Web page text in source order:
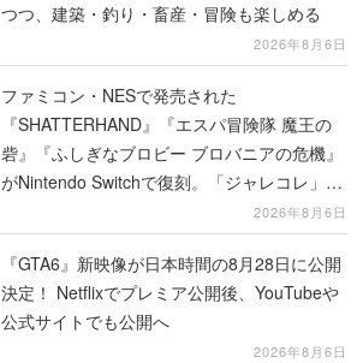
つつ、建築・釣り・畜産・冒険も楽しめる
2026年8月6日
ファミコン・NESで発売された
『SHATTERHAND』『エスパ冒険隊 魔王の
砦』『ふしぎなブロビー ブロバニアの危機』
がNintendo Switchで復刻。「ジャレコレ」シ
2026年8月6日
『GTA6』新映像が日本時間の8月28日に公開
決定！ Netflixでプレミア公開後、YouTubeや
公式サイトでも公開へ
2026年8月6日